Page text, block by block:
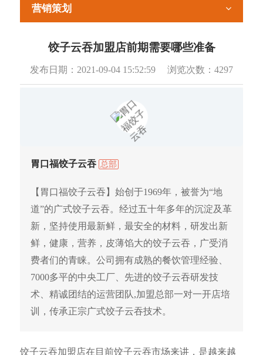
营销策划
饺子云吞加盟店前期需要哪些准备
发布日期： 2021-09-04 15:52:59 浏览次数： 4297
胃口福饺子云吞 总部
【胃口福饺子云吞】始创于1969年，被誉为“地
道”的广式饺子云吞。经过五十年多年的沉淀及革
新，坚持使用最新鲜，最安全的材料，研发出新
鲜，健康，营养，皮薄馅大的饺子云吞，广受消
费者们的青睐。公司拥有成熟的餐饮管理经验、
7000多平的中央工厂、先进的饺子云吞研发技
术、精诚团结的运营团队,加盟总部一对一开店培
训，传承正宗广式饺子云吞技术。
饺子云吞加盟店在目前饺子云吞市场来讲，是越来越